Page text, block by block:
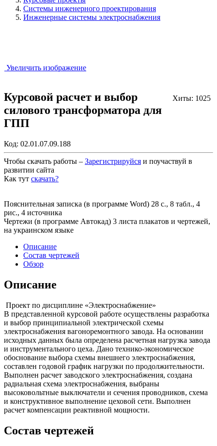
Системы инженерного проектирования
Инженерные системы электроснабжения
Увеличить изображение
Хиты: 1025
Курсовой расчет и выбор
силового трансформатора для
ГПП
Код: 02.01.07.09.188
Чтобы скачать работы – Зарегистрируйся и поучаствуй в
развитии сайта
Как тут скачать?
Пояснительная записка (в программе Word) 28 с., 8 табл., 4
рис., 4 источника
Чертежи (в программе Автокад) 3 листа плакатов и чертежей,
на украинском языке
Описание
Состав чертежей
Обзор
Описание
Проект по дисциплине «Электроснабжение»
В представленной курсовой работе осуществлены разработка
и выбор принципиальной электрической схемы
электроснабжения вагоноремонтного завода. На основании
исходных данных была определена расчетная нагрузка завода
и инструментального цеха. Дано технико-экономическое
обоснование выбора схемы внешнего электроснабжения,
составлен годовой график нагрузки по продолжительности.
Выполнен расчет заводского электроснабжения, создана
радиальная схема электроснабжения, выбраны
высоковольтные выключатели и сечения проводников, схема
и конструктивное выполнение цеховой сети. Выполнен
расчет компенсации реактивной мощности.
Состав чертежей